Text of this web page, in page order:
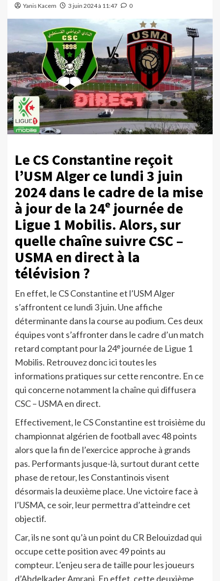
Yanis Kacem 3 juin 2024 à 11:47 0
Le CS Constantine reçoit
l’USM Alger ce lundi 3 juin
2024 dans le cadre de la mise
à jour de la 24ᵉ journée de
Ligue 1 Mobilis. Alors, sur
quelle chaîne suivre CSC –
USMA en direct à la
télévision ?
En effet, le CS Constantine et l’USM Alger
s’affrontent ce lundi 3 juin. Une affiche
déterminante dans la course au podium. Ces deux
équipes vont s’affronter dans le cadre d’un match
retard comptant pour la 24ᵉ journée de Ligue 1
Mobilis. Retrouvez donc ici toutes les
informations pratiques sur cette rencontre. En ce
qui concerne notamment la chaîne qui diffusera
CSC – USMA en direct.
Effectivement, le CS Constantine est troisième du
championnat algérien de football avec 48 points
alors que la fin de l’exercice approche à grands
pas. Performants jusque-là, surtout durant cette
phase de retour, les Constantinois visent
désormais la deuxième place. Une victoire face à
l’USMA, ce soir, leur permettra d’atteindre cet
objectif.
Car, ils ne sont qu’à un point du CR Belouizdad qui
occupe cette position avec 49 points au
compteur. L’enjeu sera de taille pour les joueurs
d’Abdelkader Amrani. En effet, cette deuxième